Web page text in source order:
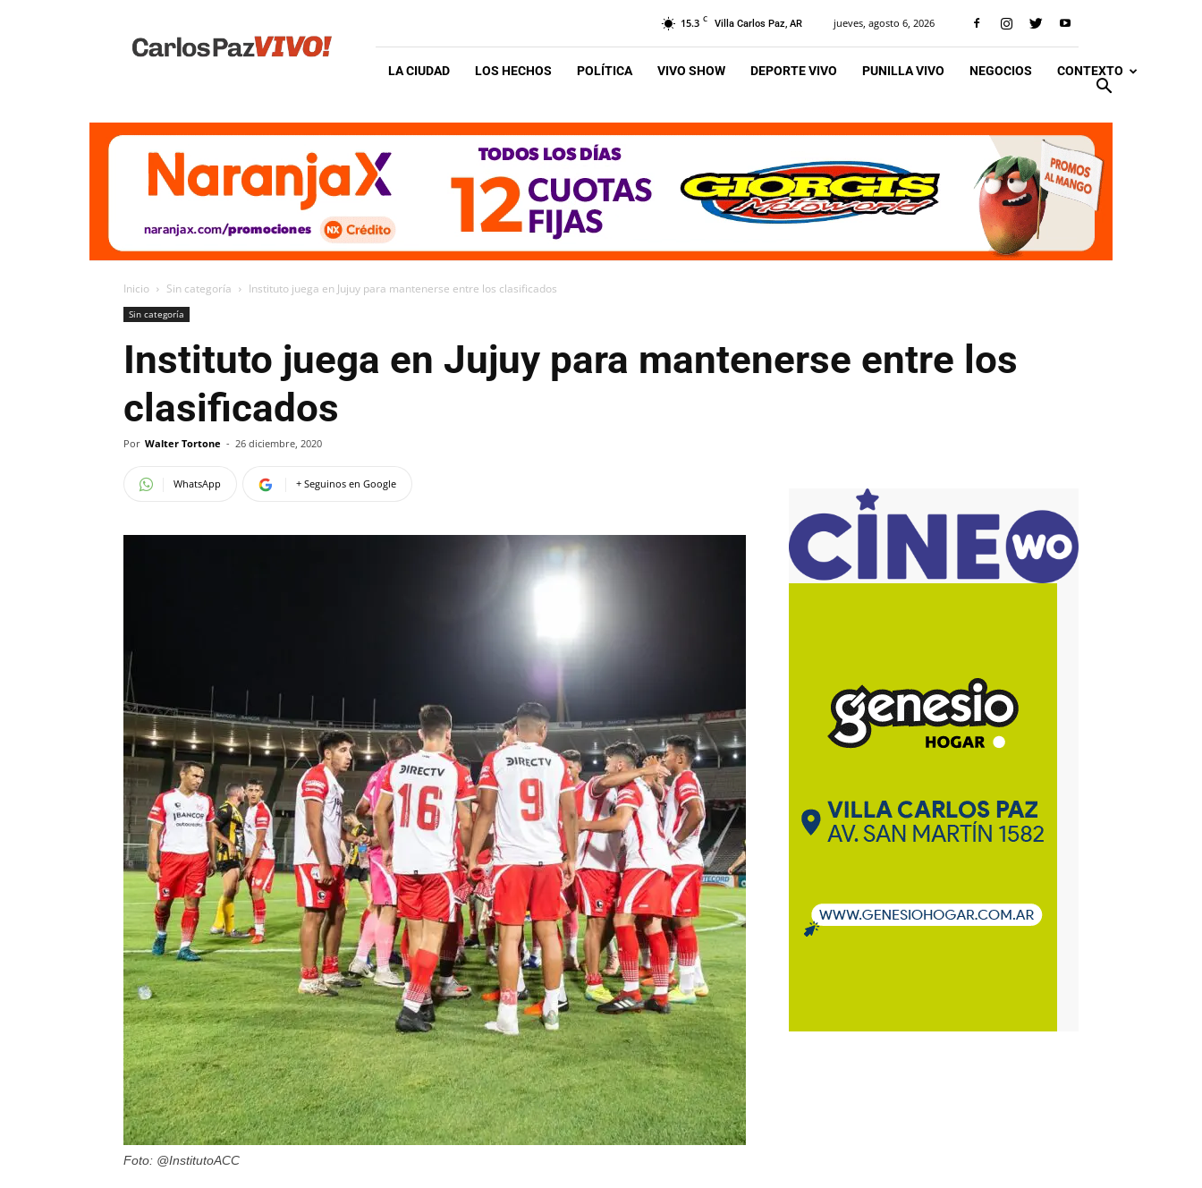
Vivo
15.3 C Villa Carlos Paz, AR jueves, agosto 6, 2026
LA CIUDAD LOS HECHOS POLÍTICA VIVO SHOW DEPORTE VIVO PUNILLA VIVO NEGOCIOS CONTEXTO
Inicio Sin categoría Instituto juega en Jujuy para mantenerse entre los clasificados
Sin categoría
Instituto juega en Jujuy para mantenerse entre los
clasificados
Por Walter Tortone - 26 diciembre, 2020
WhatsApp + Seguinos en Google
Foto: @InstitutoACC